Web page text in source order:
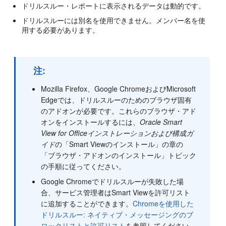
ドリルスルー・レポートに表示されるデータは動的です。
ドリルスルーには別名を使用できません。メンバー名を使
用する必要があります。
注:
Mozilla Firefox、Google ChromeおよびMicrosoft
Edgeでは、ドリルスルーのためのブラウザ固有
のアドオンが必要です。これらのブラウザ・アド
オンをインストールするには、Oracle Smart
View for Officeインストレーションおよび構成ガ
イドの「Smart Viewのインストール」の章の
「ブラウザ・アドオンのインストール」トピック
の手順に従ってください。
Google Chromeでドリルスルーが失敗した場
合、サービス管理者はSmart Viewを許可リスト
に追加することができます。Chromeを使用した
ドリルスルー: ネイティブ・メッセージングのブ